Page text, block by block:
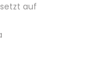
auf